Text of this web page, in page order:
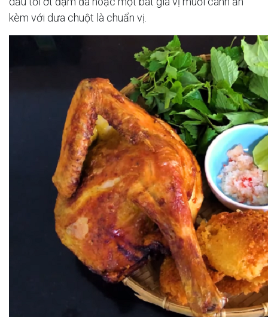
kèm với dưa chuột là chuẩn vị.